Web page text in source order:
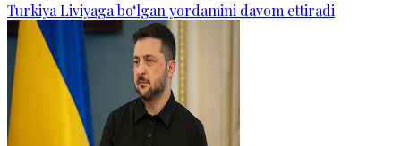
Turkiya Liviyaga bo‘lgan yordamini davom ettiradi